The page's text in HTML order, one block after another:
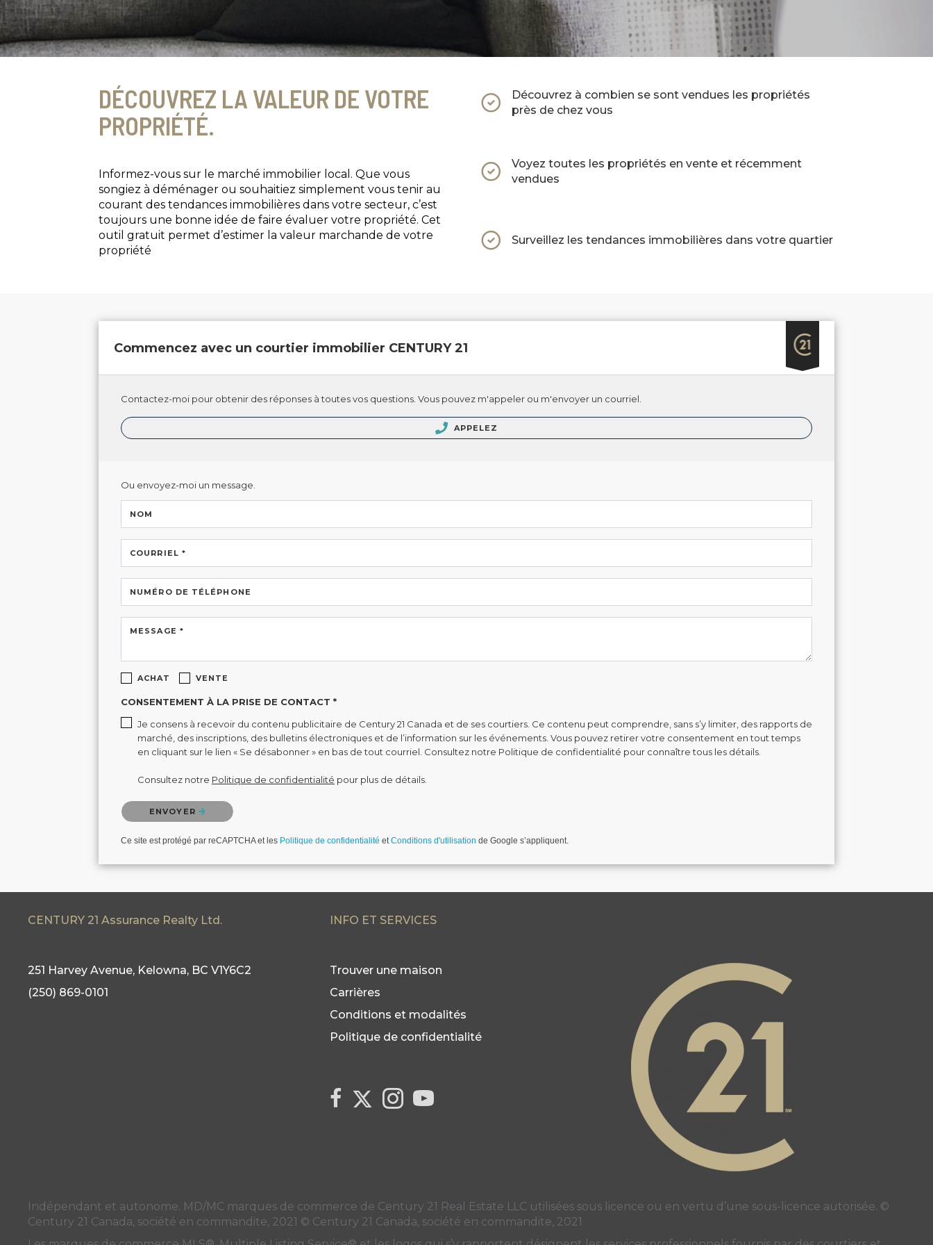
DÉCOUVREZ LA VALEUR DE VOTRE
PROPRIÉTÉ.
Informez-vous sur le marché immobilier local. Que vous
songiez à déménager ou souhaitiez simplement vous tenir au
courant des tendances immobilières dans votre secteur, c’est
toujours une bonne idée de faire évaluer votre propriété. Cet
outil gratuit permet d’estimer la valeur marchande de votre
propriété
Découvrez à combien se sont vendues les propriétés
près de chez vous
Voyez toutes les propriétés en vente et récemment
vendues
Surveillez les tendances immobilières dans votre quartier
Commencez avec un courtier immobilier CENTURY 21
Contactez-moi pour obtenir des réponses à toutes vos questions. Vous pouvez m'appeler ou m'envoyer un courriel.
APPELEZ
Ou envoyez-moi un message.
NOM
COURRIEL *
NUMÉRO DE TÉLÉPHONE
MESSAGE *
ACHAT VENTE
CONSENTEMENT À LA PRISE DE CONTACT *
Je consens à recevoir du contenu publicitaire de Century 21 Canada et de ses courtiers. Ce contenu peut comprendre, sans s’y limiter, des rapports de
marché, des inscriptions, des bulletins électroniques et de l’information sur les événements. Vous pouvez retirer votre consentement en tout temps
en cliquant sur le lien « Se désabonner » en bas de tout courriel. Consultez notre Politique de confidentialité pour connaître tous les détails.
Consultez notre Politique de confidentialité pour plus de détails.
Veuillez confirmer que vous n'êtes pas un robot.
ENVOYER
Ce site est protégé par reCAPTCHA et les Politique de confidentialité etConditions d'utilisation de Google s’appliquent.
CENTURY 21 Assurance Realty Ltd. INFO ET SERVICES
251 Harvey Avenue, Kelowna, BC V1Y6C2
(250) 869-0101
Trouver une maison
Carrières
Conditions et modalités
Politique de confidentialité
link to Century 21 Canada's facebook page
Link to Century 21 Canada's Twitter page
Link to Century 21 Canada's Instagram page
link to Century 21 Canada's YouTube page
Indépendant et autonome. MD/MC marques de commerce de Century 21 Real Estate LLC utilisées sous licence ou en vertu d’une sous-licence autorisée. ©
Century 21 Canada, société en commandite, 2021 © Century 21 Canada, société en commandite, 2021